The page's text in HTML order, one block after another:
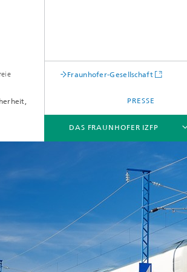
Fraunhofer-Gesellschaft
PRESSE
DAS FRAUNHOFER IZFP